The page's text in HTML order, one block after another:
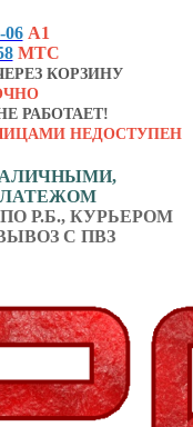
06 А1
МТС
КОРЗИНУ
РАБОТАЕТ!
НЕДОСТУПЕН
Р.Б., КУРЬЕРОМ
С ПВЗ